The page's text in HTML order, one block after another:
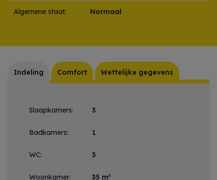
Algemene staat: Normaal
Indeling Comfort Wettelijke gegevens
Indeling
Slaapkamers: 3
Badkamers: 1
WC: 3
Woonkamer: 35 m²